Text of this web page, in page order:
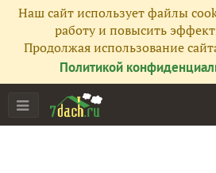
Наш сайт использует файлы
работу и повысить
Продолжая использование
Политикой